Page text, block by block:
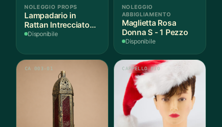
NOLEGGIO PROPS
Lampadario in
Rattan Intrecciato
Bianco
Disponibile
NOLEGGIO
ABBIGLIAMENTO
Maglietta Rosa
Donna S - 1 Pezzo
Disponibile
CA 003-01 CAPPELLO 030